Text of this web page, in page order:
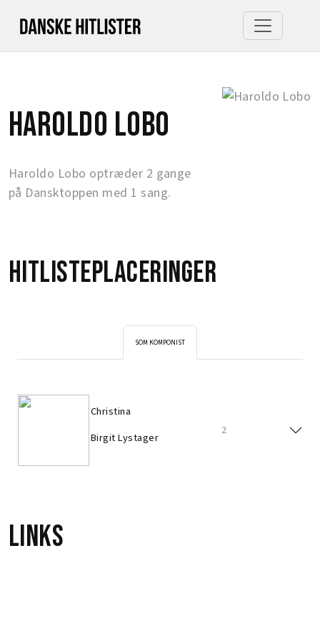
Haroldo Lobo
Haroldo Lobo optræder 2 gange
på Dansktoppen med 1 sang.
Hitlisteplaceringer
SOM KOMPONIST
Christina
Birgit Lystager
2
Links